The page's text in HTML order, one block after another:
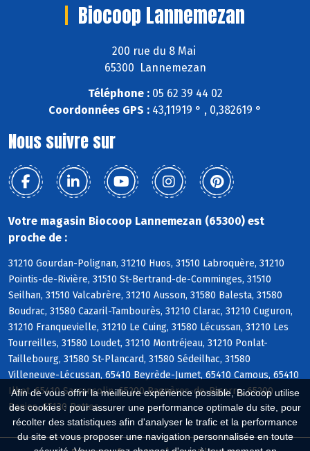
Afin de vous offrir la meilleure expérience possible, Biocoop utilise
des cookies : pour assurer une performance optimale du site, pour
récolter des statistiques afin d'analyser le trafic et la performance
du site et vous proposer une navigation personnalisée en toute
Biocoop Lannemezan
200 rue du 8 Mai
65300 Lannemezan
Téléphone :05 62 39 44 02
Coordonnées GPS : 43,11919 ° , 0,382619 °
Nous suivre sur
Votre magasin Biocoop Lannemezan (65300) est
proche de :
31210 Gourdan-Polignan, 31210 Huos, 31510 Labroquère, 31210
Pointis-de-Rivière, 31510 St-Bertrand-de-Comminges, 31510
Seilhan, 31510 Valcabrère, 31210 Ausson, 31580 Balesta, 31580
Boudrac, 31580 Cazaril-Tambourès, 31210 Clarac, 31210 Cuguron,
31210 Franquevielle, 31210 Le Cuing, 31580 Lécussan, 31210 Les
Tourreilles, 31580 Loudet, 31210 Montréjeau, 31210 Ponlat-
Taillebourg, 31580 St-Plancard, 31580 Sédeilhac, 31580
Villeneuve-Lécussan, 65410 Beyrède-Jumet, 65410 Camous, 65410
Ilhet, 65410 Sarrancolin, 65200 Bagnères-de-Bigorre, 65200
Banios, 65130 Bettes